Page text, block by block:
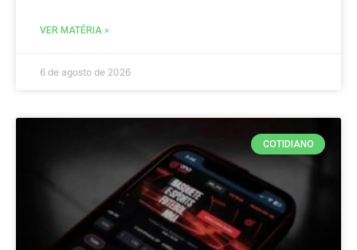
VER MATÉRIA »
6 de agosto de 2026
COTIDIANO